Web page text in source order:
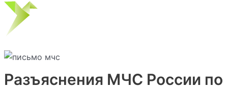
Разъяснения МЧС России по